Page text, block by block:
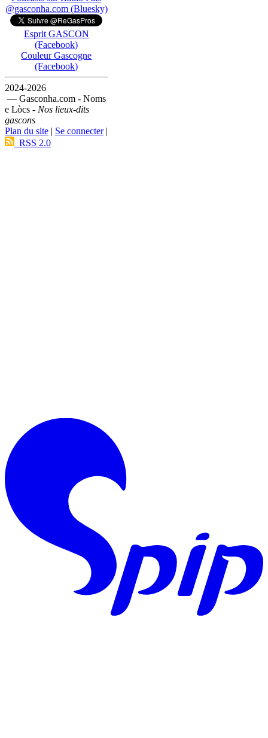
@gasconha.com (Bluesky)
Esprit GASCON
(Facebook)
Couleur Gascogne
(Facebook)
2024-2026
— Gasconha.com - Noms
e Lòcs - Nos lieux-dits
gascons
Plan du site | Se connecter|
RSS 2.0